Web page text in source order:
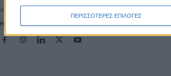
ΠΕΡΙΣΣΟΤΕΡΕΣ ΕΠΙΛΟΓΕΣ
https://neosagon.gr
Η Αρχαιότερη Καθημερινή Πρωινή Εφημερίδα της Καρδίτσας